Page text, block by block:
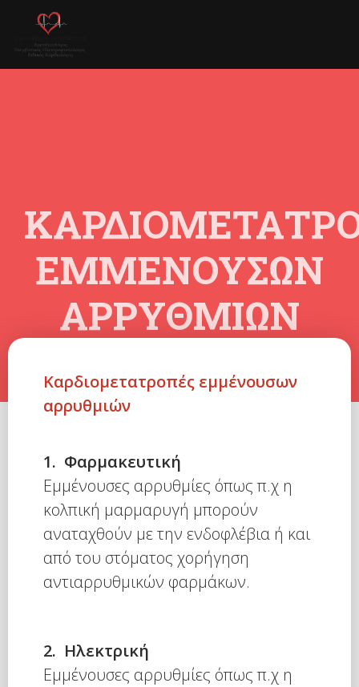
ΕΜΜΈΝΟΥΣΩΝ
ΑΡΡΥΘΜΙΏΝ
Καρδιομετατροπές εμμένουσων
αρρυθμιών
1. Φαρμακευτική
Εμμένουσες αρρυθμίες όπως π.χ η
κολπική μαρμαρυγή μπορούν
αναταχθούν με την ενδοφλέβια ή και
από του στόματος χορήγηση
αντιαρρυθμικών φαρμάκων.
2. Ηλεκτρική
Εμμένουσες αρρυθμίες όπως π.χ η